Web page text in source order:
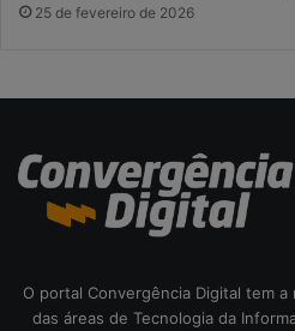
25 de fevereiro de 2026
O portal Convergência Digital tem
das áreas de Tecnologia da